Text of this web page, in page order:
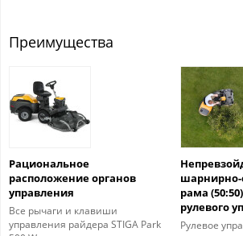
Преимущества
Рациональное
расположение органов
управления
Все рычаги и клавиши
управления райдера STIGA Park
шарнирно-
рама
рулевого
Рулевое